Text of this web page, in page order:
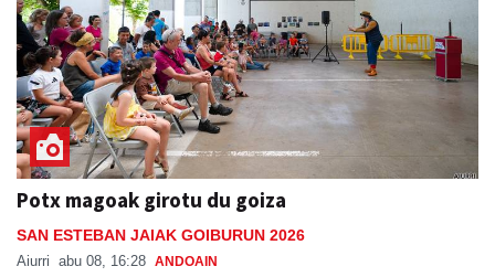
Potx magoak girotu du goiza
SAN ESTEBAN JAIAK GOIBURUN 2026
Aiurri abu 08, 16:28 ANDOAIN